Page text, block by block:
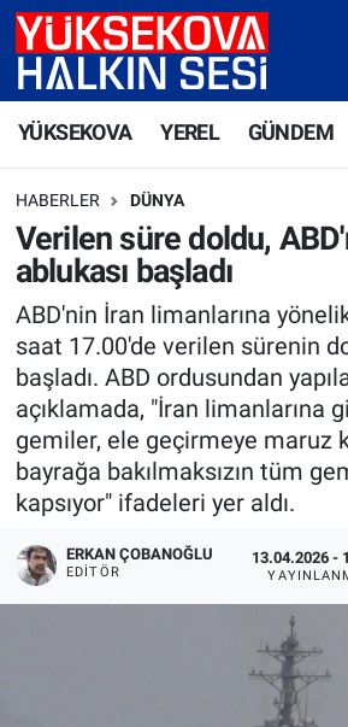
YÜKSEKOVA YEREL GÜNDEM
HABERLER DÜNYA
Verilen süre doldu,
ablukası başladı
ABD'nin İran limanlarına
saat 17.00'de verilen sürenin
başladı. ABD ordusundan
açıklamada, "İran limanlarına
gemiler, ele geçirmeye maruz
bayrağa bakılmaksızın tüm
kapsıyor" ifadeleri yer aldı.
ERKAN ÇOBANOĞLU
EDITÖR
13.04.2026 -
Yüksekova Nöbetçi Eczaneler
Süper Lig Puan Durumu ve
Tüm Manşetler
Son Dakika Haberleri
Haber Arşivi